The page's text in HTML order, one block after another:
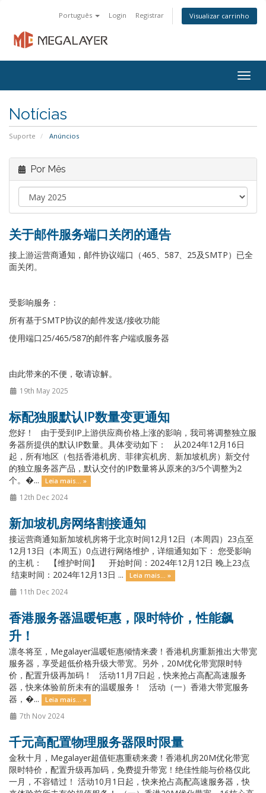
Português Login Registrar Visualizar carrinho
Notícias
Suporte Anúncios
Por Mês
关于邮件服务端口关闭的通告
接上游运营商通知，邮件协议端口（465、587、25及SMTP）已全
面关闭。
受影响服务：
所有基于SMTP协议的邮件发送/接收功能
使用端口25/465/587的邮件客户端或服务器
由此带来的不便，敬请谅解。
19th May 2025
标配独服默认IP数量变更通知
您好！ 由于受到IP上游供应商价格上涨的影响，我司将调整独立服
务器所提供的默认IP数量。具体变动如下： 从2024年12月16日
起，所有地区（包括香港机房、菲律宾机房、新加坡机房）新交付
的独立服务器产品，默认交付的IP数量将从原来的3/5个调整为2
个。�...
Leia mais... »
12th Dec 2024
新加坡机房网络割接通知
接运营商通知新加坡机房将于北京时间12月12日（本周四）23点至
12月13日（本周五）0点进行网络维护，详细通知如下： 您受影响
的主机： 【维护时间】 开始时间：2024年12月12日 晚上23点
结束时间：2024年12月13日 ...
Leia mais... »
11th Dec 2024
香港服务器温暖钜惠，限时特价，性能飙
升！
凛冬将至，Megalayer温暖钜惠倾情来袭！香港机房重新推出大带宽
服务器，享受超低价格升级大带宽。另外，20M优化带宽限时特
价，配置升级再加码！ 活动11月7日起，快来抢占高配高速服务
器，快来体验前所未有的温暖服务！ 活动（一）香港大带宽服务
器，�...
Leia mais... »
7th Nov 2024
千元高配置物理服务器限时限量
金秋十月，Megalayer超值钜惠重磅来袭！香港机房20M优化带宽
限时特价，配置升级再加码，免费提升带宽！绝佳性能与价格仅此
一月，不容错过！ 活动10月1日起，快来抢占高配高速服务器，快